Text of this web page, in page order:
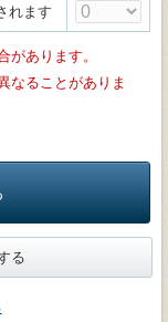
れます
があります。
なることがありま
る